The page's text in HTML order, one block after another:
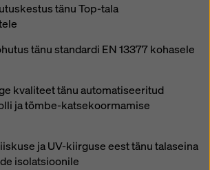
tänu Top-tala
tänu standardi EN 13377 kohasele
kvaliteet tänu automatiseeritud
ja tõmbe-katsekoormamise
ja UV-kiirguse eest tänu talaseina
isolatsioonile
, klõpsates selle veebisaidi allosas
ja kasutades vastavaid
ja ilma põhjendusi esitamata
selle veebisaidi allosas asuval
küpsiste kohta leiateMeie